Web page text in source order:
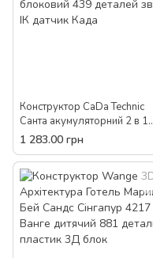
Конструктор CaDa Technic
Санта акумуляторний 2 в 1
C51034W дитячий блоковий
439 деталей звук ІК датчик
Када
1 283.00 грн